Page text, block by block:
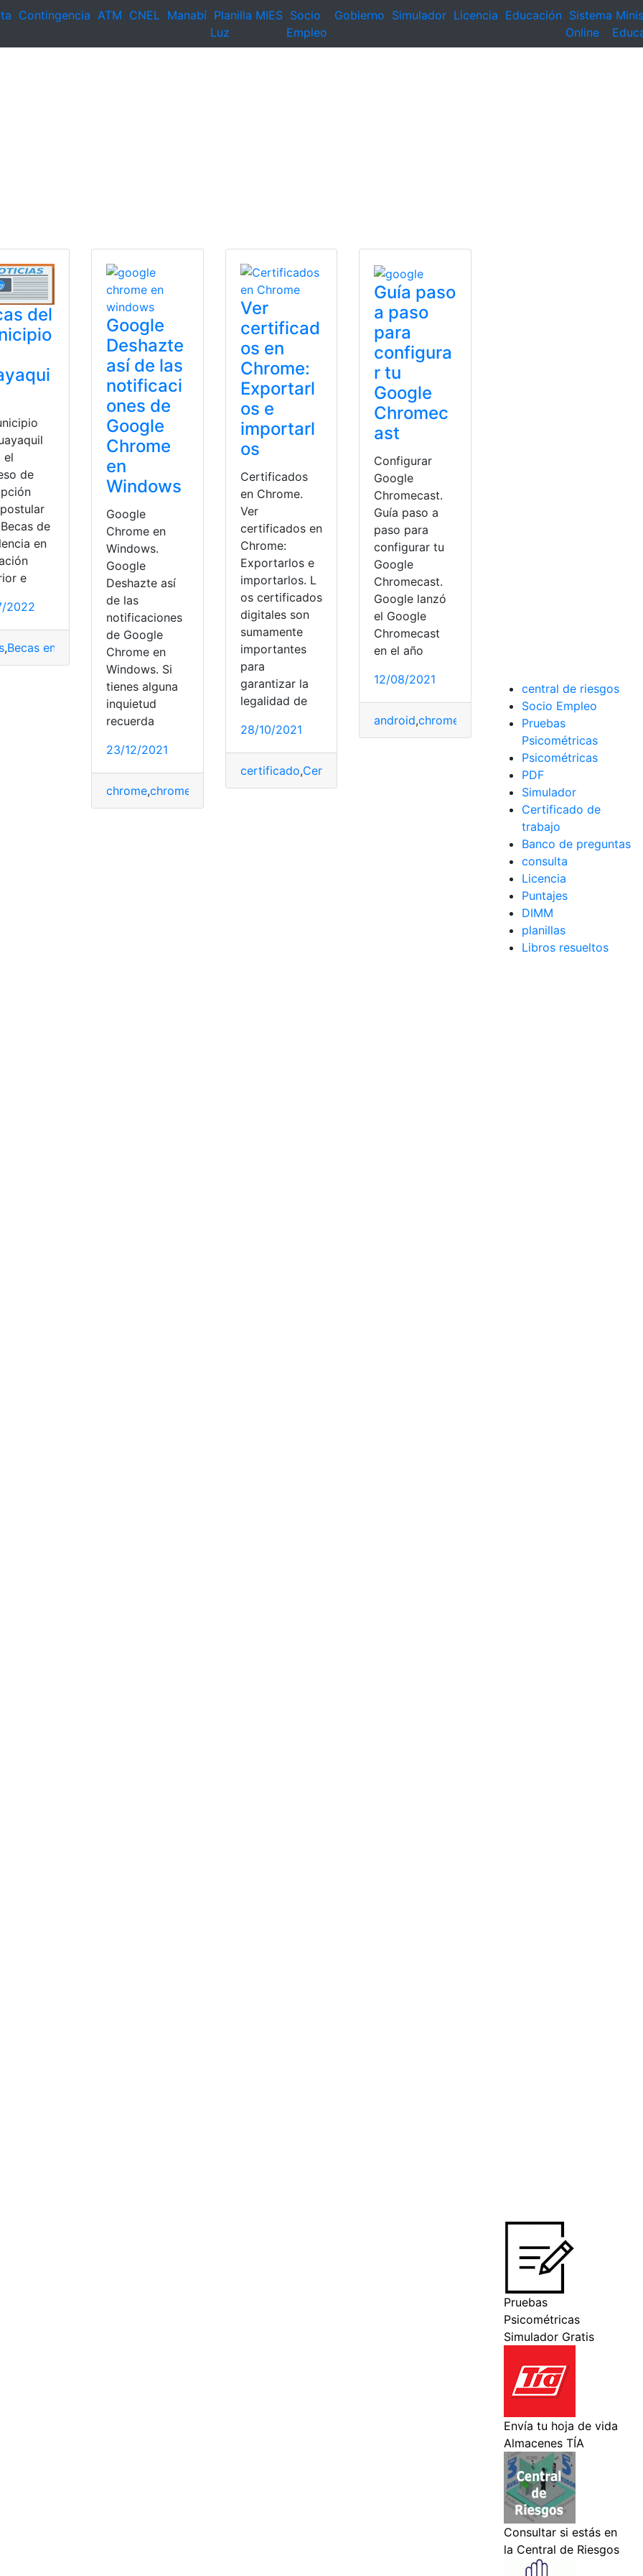
Contingencia ATM CNEL Manabí Planilla
Luz
MIES Socio
Empleo
Gobierno Simulador Licencia Educación Sistema
Online
Transmitir
del
el
de
de
en
e
2022
,Becas en Estados Unidos,Becas estudios Becas Universitarias Bibliotecas,chromecast
Google
Deshazte
así de las
notificaci
ones de
Google
Chrome
en
Windows
Google
Chrome en
Windows.
Google
Deshazte así
de las
notificaciones
de Google
Chrome en
Windows. Si
tienes alguna
inquietud
recuerda
23/12/2021
chrome,chromecast compartir con windows Google Drive,Windows
Ver
certificad
os en
Chrome:
Exportarl
os e
importarl
os
Certificados
en Chrome.
Ver
certificados en
Chrome:
Exportarlos e
importarlos. L
os certificados
digitales son
sumamente
importantes
para
garantizar la
legalidad de
28/10/2021
certificado,Certificados chrome,chromecast
Guía paso
a paso
para
configura
r tu
Google
Chromec
ast
Configurar
Google
Chromecast.
Guía paso a
paso para
configurar tu
Google
Chromecast.
Google lanzó
el Google
Chromecast
en el año
12/08/2021
android,chromecast Configuración,configurar
central de riesgos
Socio Empleo
Pruebas
Psicométricas
Psicométricas
PDF
Simulador
Certificado de
trabajo
Banco de preguntas
consulta
Licencia
Puntajes
DIMM
planillas
Libros resueltos